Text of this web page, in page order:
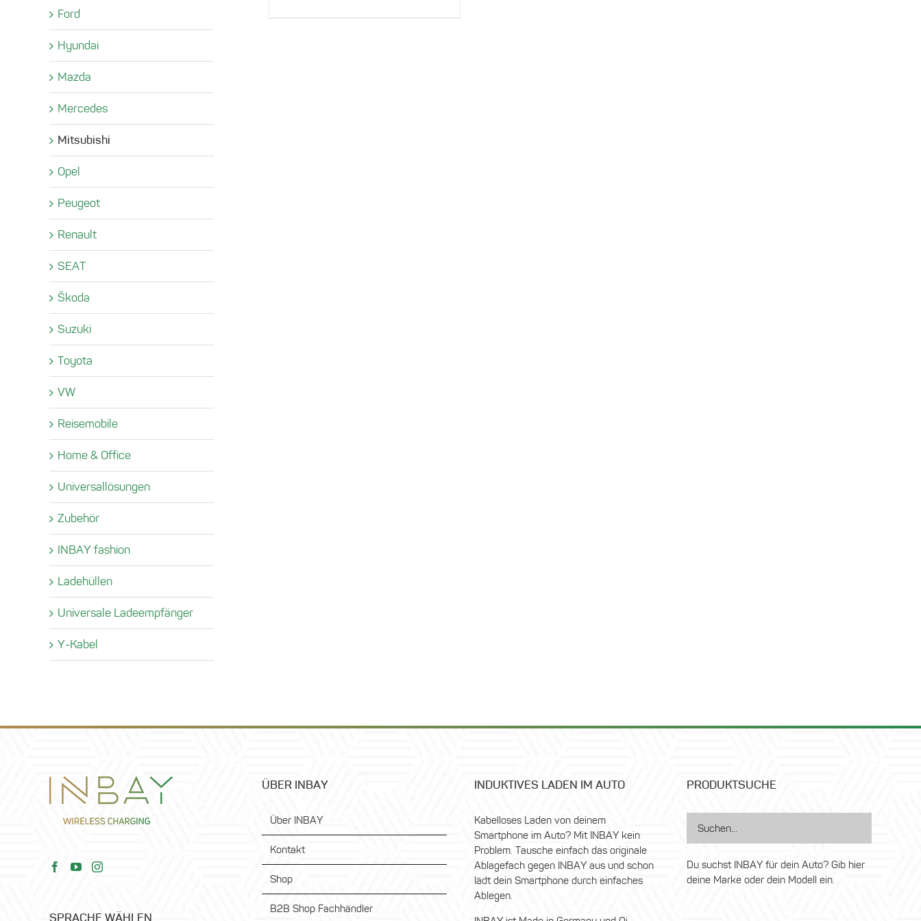
Ford
Hyundai
Mazda
Mercedes
Mitsubishi
Opel
Peugeot
Renault
SEAT
Škoda
Suzuki
Toyota
VW
Reisemobile
Home & Office
Universallösungen
Zubehör
INBAY fashion
Ladehüllen
Universale Ladeempfänger
Y-Kabel
SPRACHE WÄHLEN
ÜBER INBAY
Über INBAY
Kontakt
Shop
B2B Shop Fachhändler
INDUKTIVES LADEN IM AUTO
Kabelloses Laden von deinem
Smartphone im Auto? Mit INBAY kein
Problem. Tausche einfach das originale
Ablagefach gegen INBAY aus und schon
lädt dein Smartphone durch einfaches
Ablegen.
PRODUKTSUCHE
Du suchst INBAY für dein Auto? Gib hier
deine Marke oder dein Modell ein.